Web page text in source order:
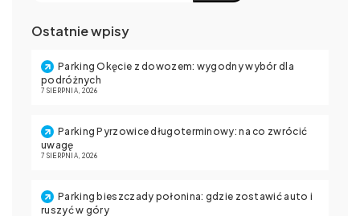
Ostatnie wpisy
Parking Okęcie z dowozem: wygodny wybór dla
podróżnych
7 SIERPNIA, 2026
Parking Pyrzowice długoterminowy: na co zwrócić
uwagę
7 SIERPNIA, 2026
Parking bieszczady połonina: gdzie zostawić auto i
ruszyć w góry